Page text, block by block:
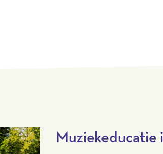
Muziekeducatie